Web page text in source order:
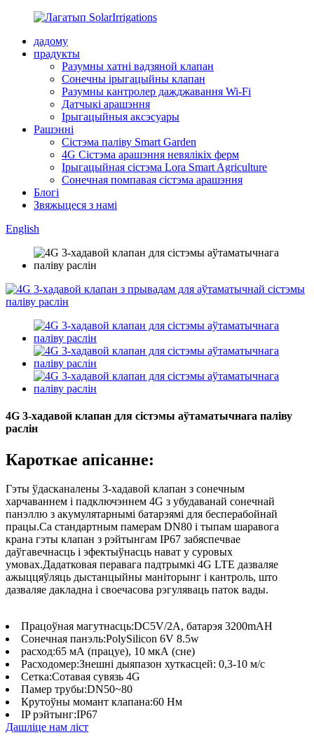
дадому
прадукты
Разумны хатні вадзяной клапан
Сонечны ірыгацыйны клапан
Разумны кантролер дажджавання Wi-Fi
Датчыкі арашэння
Ірыгацыйныя аксэсуары
Рашэнні
Сістэма паліву Smart Garden
4G Сістэма арашэння невялікіх ферм
Ірыгацыйная сістэма Lora Smart Agriculture
Сонечная помпавая сістэма арашэння
Блогі
Звяжыцеся з намі
English
4G 3-хадавой клапан для сістэмы аўтаматычнага паліву
раслін
Кароткае апісанне:
Гэты ўдасканалены 3-хадавой клапан з сонечным
харчаваннем і падключэннем 4G з убудаванай сонечнай
панэллю з акумулятарнымі батарэямі для бесперабойнай
працы.Са стандартным памерам DN80 і тыпам шаравога
крана гэты клапан з рэйтынгам IP67 забяспечвае
даўгавечнасць і эфектыўнасць нават у суровых
умовах.Дадатковая перавага падтрымкі 4G LTE дазваляе
ажыццяўляць дыстанцыйны маніторынг і кантроль, што
дазваляе дакладна і своечасова рэгуляваць паток вады.
Працоўная магутнасць:DC5V/2A, батарэя 3200mAH
Сонечная панэль:PolySilicon 6V 8.5w
расход:65 мА (працуе), 10 мкА (сне)
Расходомер:Знешні дыяпазон хуткасцей: 0,3-10 м/с
Сетка:Сотавая сувязь 4G
Памер трубы:DN50~80
Крутоўны момант клапана:60 Нм
IP рэйтынг:IP67
Дашліце нам ліст